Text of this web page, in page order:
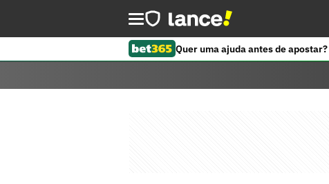
Quer uma ajuda antes de apostar?